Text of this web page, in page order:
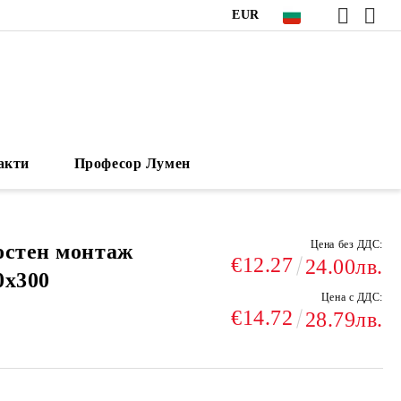
EUR
Професор Лумен
монтаж
Цена без ДДС:
€12.27 24.00лв.
Цена с ДДС:
€14.72 28.79лв.